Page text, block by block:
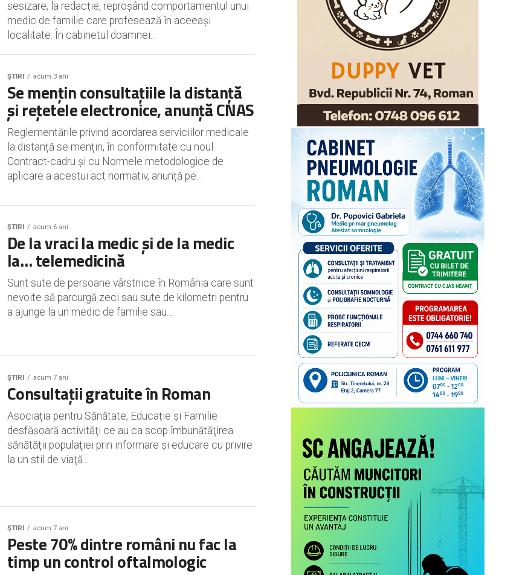
sesizare, la redacție, reproșând comportamentul unui
medic de familie care profesează în aceeași
localitate. În cabinetul doamnei...
ȘTIRI acum 3 ani
Se mențin consultațiile la distanță
și rețetele electronice, anunță CNAS
Reglementările privind acordarea serviciilor medicale
la distanță se mențin, în conformitate cu noul
Contract-cadru și cu Normele metodologice de
aplicare a acestui act normativ, anunță pe...
ȘTIRI acum 6 ani
De la vraci la medic și de la medic
la… telemedicină
Sunt sute de persoane vârstnice în România care sunt
nevoite să parcurgă zeci sau sute de kilometri pentru
a ajunge la un medic de familie sau...
ȘTIRI acum 7 ani
Consultații gratuite în Roman
Asociația pentru Sănătate, Educație și Familie
desfăşoară activităţi ce au ca scop îmbunătăţirea
sănătăţii populaţiei prin informare şi educare cu privire
la un stil de viaţă...
ȘTIRI acum 7 ani
Peste 70% dintre români nu fac la
timp un control oftalmologic